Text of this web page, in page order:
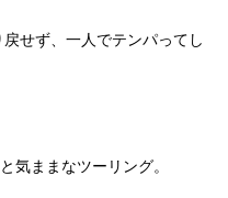
せず、一人でテンパってし
気ままなツーリング。